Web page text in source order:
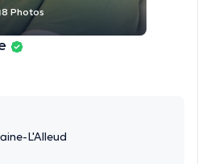
8 Photos
L'Alleud